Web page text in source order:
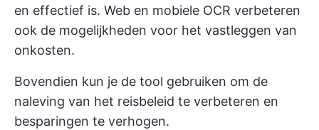
en effectief is. Web en mobiele OCR verbeteren
ook de mogelijkheden voor het vastleggen van
onkosten.
Bovendien kun je de tool gebruiken om de
naleving van het reisbeleid te verbeteren en
besparingen te verhogen.